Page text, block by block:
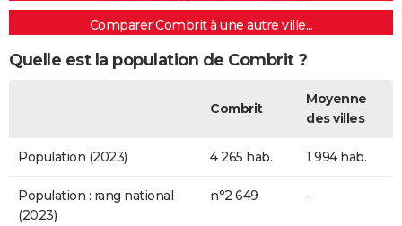
Comparer Combrit à une autre ville...
Quelle est la population de Combrit ?
Combrit
Moyenne
des villes
Population (2023) 4 265 hab. 1 994 hab.
Population : rang national
(2023)
n°2 649 -